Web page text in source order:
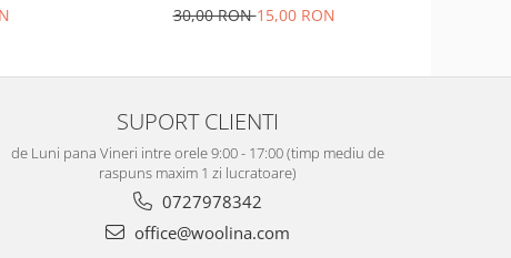
30,00 RON15,00 RON
SUPORT CLIENTI
de Luni pana Vineri intre orele 9:00 - 17:00 (timp mediu de
raspuns maxim 1 zi lucratoare)
0727978342
office@woolina.com